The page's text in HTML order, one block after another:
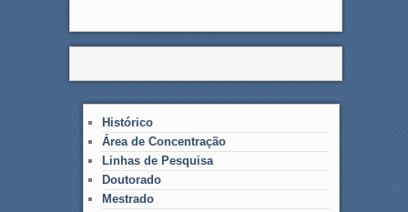
Histórico
Área de Concentração
Linhas de Pesquisa
Doutorado
Mestrado